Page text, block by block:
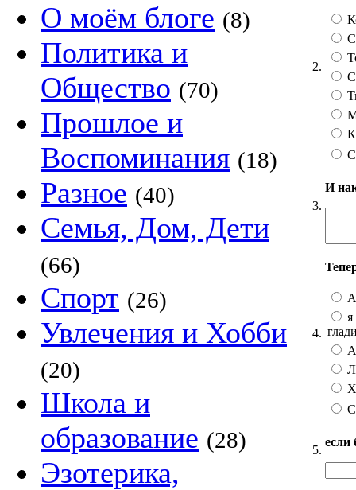
О моём блоге (8)
Политика и
Общество (70)
Прошлое и
Воспоминания (18)
Разное (40)
Семья, Дом, Дети
(66)
Спорт (26)
Увлечения и Хобби
(20)
Школа и
образование (28)
Эзотерика,
2.
3.
И
4.
я
5.
если